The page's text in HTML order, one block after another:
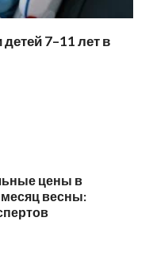
7–11 лет в
цены в
весны: